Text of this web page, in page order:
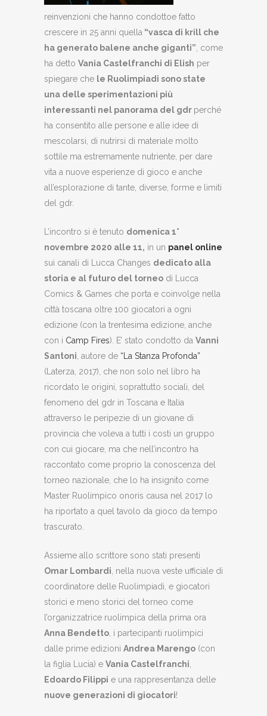
reinvenzioni che hanno condottoe fatto
crescere in 25 anni quella “vasca di krill che
ha generato balene anche giganti” , come
ha detto Vania Castelfranchi di Elish per
spiegare che le Ruolimpiadi sono state
una delle sperimentazioni più
interessanti nel panorama del gdr perché
ha consentito alle persone e alle idee di
mescolarsi, di nutrirsi di materiale molto
sottile ma estremamente nutriente, per dare
vita a nuove esperienze di gioco e anche
all’esplorazione di tante, diverse, forme e limiti
del gdr.
L’incontro si è tenuto domenica 1°
novembre 2020 alle 11, in un panel online
sui canali di Lucca Changes dedicato alla
storia e al futuro del torneo di Lucca
Comics & Games che porta e coinvolge nella
città toscana oltre 100 giocatori a ogni
edizione (con la trentesima edizione, anche
con i Camp Fires). E’ stato condotto da Vanni
Santoni , autore de “La Stanza Profonda”
(Laterza, 2017), che non solo nel libro ha
ricordato le origini, soprattutto sociali, del
fenomeno del gdr in Toscana e Italia
attraverso le peripezie di un giovane di
provincia che voleva a tutti i costi un gruppo
con cui giocare, ma che nell’incontro ha
raccontato come proprio la conoscenza del
torneo nazionale, che lo ha insignito come
Master Ruolimpico onoris causa nel 2017 lo
ha riportato a quel tavolo da gioco da tempo
trascurato.
Assieme allo scrittore sono stati presenti
Omar Lombardi , nella nuova veste ufficiale di
coordinatore delle Ruolimpiadi, e giocatori
storici e meno storici del torneo come
l’organizzatrice ruolimpica della prima ora
Anna Bendetto , i partecipanti ruolimpici
dalle prime edizioni Andrea Marengo (con
la figlia Lucia) e Vania Castelfranchi
Edoardo Filippi e una rappresentanza delle
nuove generazioni di giocatori!